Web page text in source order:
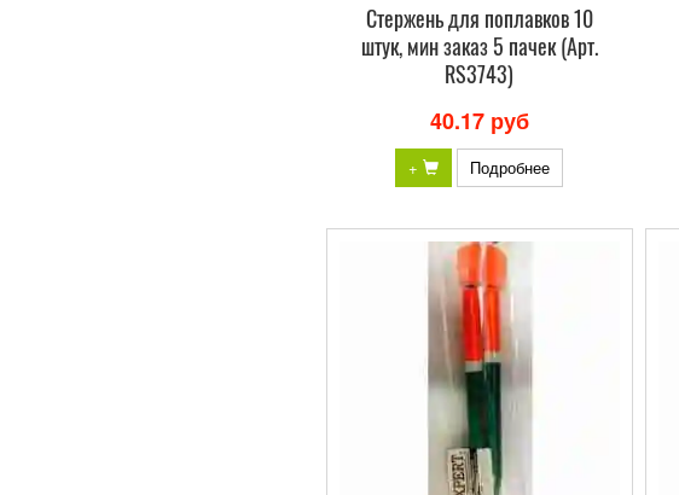
Стержень для поплавков 10
штук, мин заказ 5 пачек (Арт.
RS3743)
40.17 руб
+ Подробнее